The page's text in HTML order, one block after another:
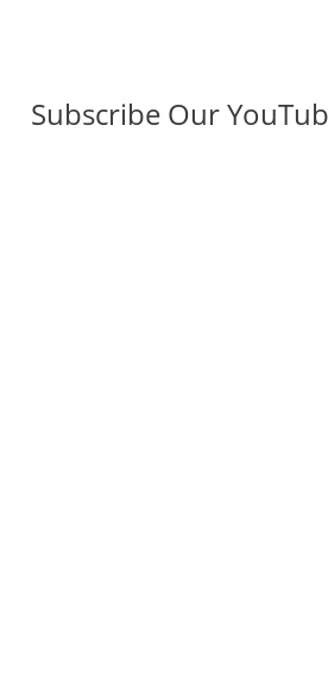
Subscribe Our